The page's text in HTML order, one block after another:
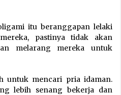
itu beranggapan lelaki
pastinya tidak akan
melarang mereka untuk
untuk mencari pria idaman.
lebih senang bekerja dan